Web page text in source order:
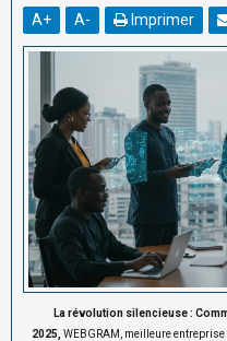
A+ A- Imprimer
La révolution silencieuse :
2025, WEBGRAM, meilleure